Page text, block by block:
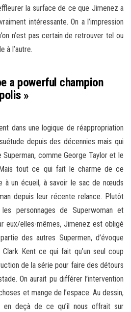
la surface de ce que Jimenez a
intéressante. On a l’impression
n’est pas certain de retrouver tel ou
à l’autre.
a powerful champion
»
dans une logique de réappropriation
depuis des décennies mais qui
comme George Taylor et le
tout ce qui fait le charme de ce
à un écueil, à savoir le sac de nœuds
depuis leur récente relance. Plutôt
personnages de Superwoman et
eux/elles-mêmes, Jimenez est obligé
des autres Supermen, d’évoque
Kent ce qui fait qu’un seul coup
de la série pour faire des détours
On aurait pu différer l’intervention
et mange de l’espace. Au dessin,
deçà de ce qu’il nous offrait sur